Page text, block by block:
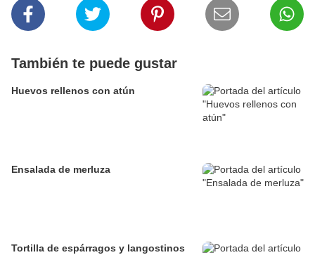
También te puede gustar
Huevos rellenos con atún
Ensalada de merluza
Tortilla de espárragos y langostinos